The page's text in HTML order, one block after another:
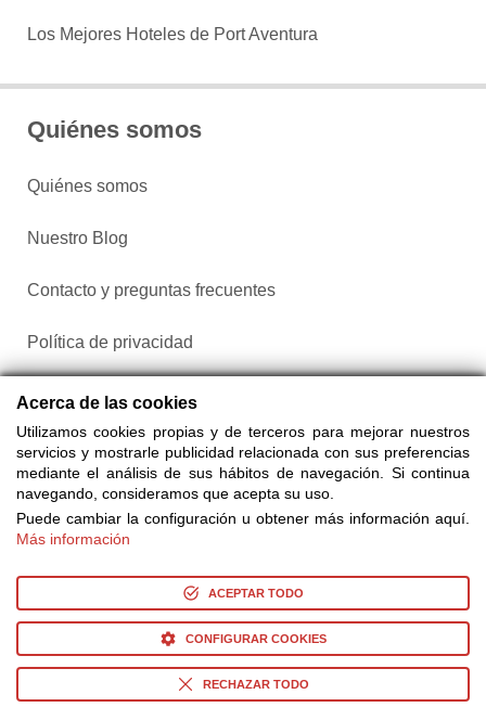
Los Mejores Hoteles de Port Aventura
Quiénes somos
Quiénes somos
Nuestro Blog
Contacto y preguntas frecuentes
Política de privacidad
Configurar cookies
de 25 proveedores
© Copyright 2014-2026 Ociocultura Network SL. - All Rights
Reserved
Acerca de las cookies
Utilizamos cookies propias y de terceros para mejorar nuestros
servicios y mostrarle publicidad relacionada con sus preferencias
mediante el análisis de sus hábitos de navegación. Si continua
navegando, consideramos que acepta su uso.
Puede cambiar la configuración u obtener más información aquí.
Más información
ACEPTAR TODO
CONFIGURAR COOKIES
RECHAZAR TODO